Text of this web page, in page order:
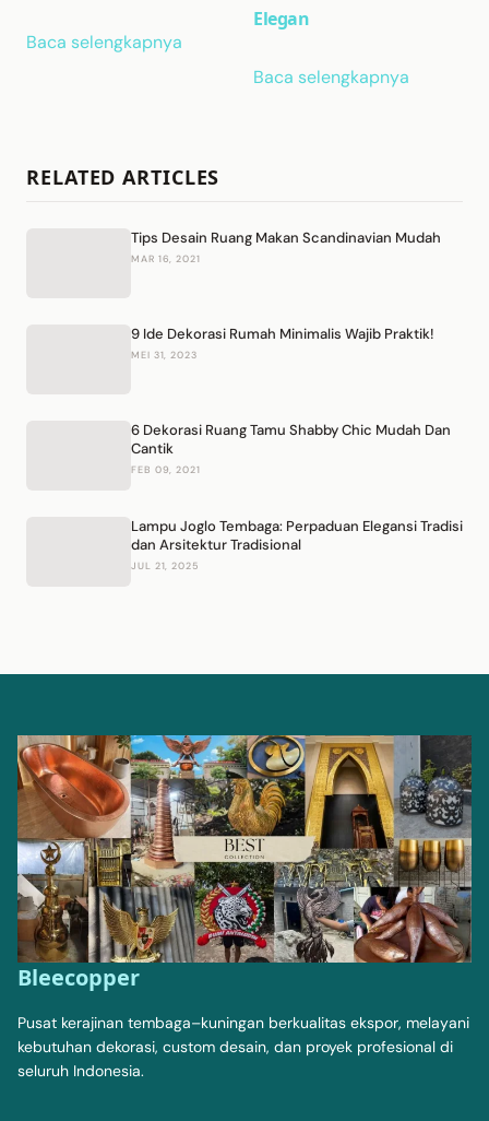
Baca selengkapnya
Elegan
Baca selengkapnya
RELATED ARTICLES
Tips Desain Ruang Makan Scandinavian Mudah
MAR 16, 2021
9 Ide Dekorasi Rumah Minimalis Wajib Praktik!
MEI 31, 2023
6 Dekorasi Ruang Tamu Shabby Chic Mudah Dan
Cantik
FEB 09, 2021
Lampu Joglo Tembaga: Perpaduan Elegansi Tradisi
dan Arsitektur Tradisional
JUL 21, 2025
Bleecopper
Pusat kerajinan tembaga–kuningan berkualitas ekspor, melayani
kebutuhan dekorasi, custom desain, dan proyek profesional di
seluruh Indonesia.